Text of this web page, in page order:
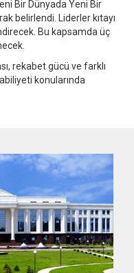
Bir Dünyada Yeni Bir
belirlendi. Liderler kıtayı
Bu kapsamda üç
rekabet gücü ve farklı
konularında